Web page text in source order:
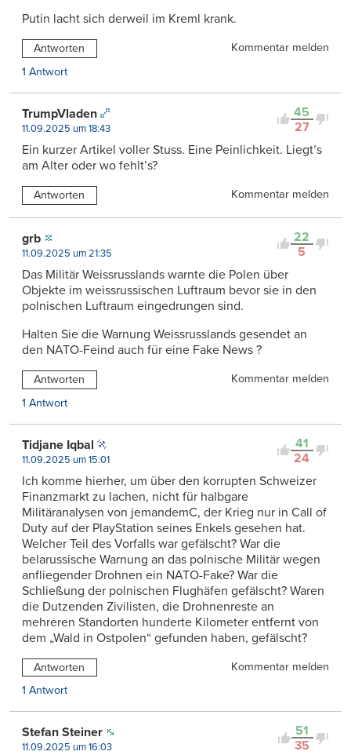
Putin lacht sich derweil im Kreml krank.
Antworten
Kommentar melden
1 Antwort
45
27
TrumpVladen
11.09.2025 um 18:43
Ein kurzer Artikel voller Stuss. Eine Peinlichkeit. Liegt’s
am Alter oder wo fehlt’s?
Antworten Kommentar melden
22
5
grb
11.09.2025 um 21:35
Das Militär Weissrusslands warnte die Polen über
Objekte im weissrussischen Luftraum bevor sie in den
polnischen Luftraum eingedrungen sind.
Halten Sie die Warnung Weissrusslands gesendet an
den NATO-Feind auch für eine Fake News ?
Antworten
Kommentar melden
1 Antwort
41
24
Tidjane Iqbal
11.09.2025 um 15:01
Ich komme hierher, um über den korrupten Schweizer
Finanzmarkt zu lachen, nicht für halbgare
Militäranalysen von jemandemC, der Krieg nur in Call of
Duty auf der PlayStation seines Enkels gesehen hat.
Welcher Teil des Vorfalls war gefälscht? War die
belarussische Warnung an das polnische Militär wegen
anfliegender Drohnen ein NATO-Fake? War die
Schließung der polnischen Flughäfen gefälscht? Waren
die Dutzenden Zivilisten, die Drohnenreste an
mehreren Standorten hunderte Kilometer entfernt von
dem „Wald in Ostpolen“ gefunden haben, gefälscht?
Antworten
Kommentar melden
1 Antwort
51
35
Stefan Steiner
11.09.2025 um 16:03